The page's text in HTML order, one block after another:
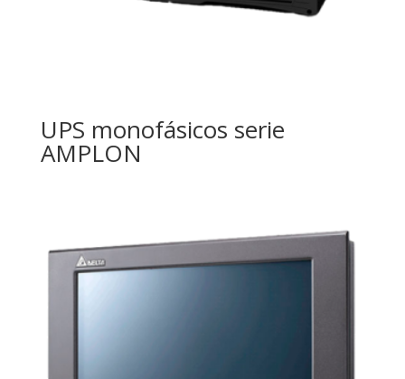
UPS monofásicos serie
AMPLON